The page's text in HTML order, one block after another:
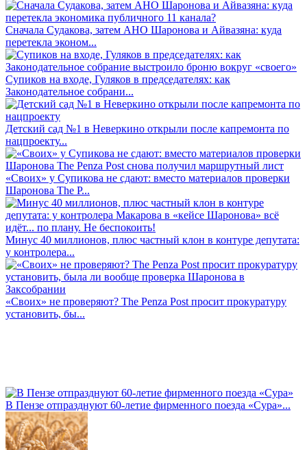
Сначала Судакова, затем АНО Шаронова и Айвазяна: куда
перетекла эконом...
Супиков на входе, Гуляков в председателях: как
Законодательное собрани...
Детский сад №1 в Неверкино открыли после капремонта по
нацпроекту...
«Своих» у Супикова не сдают: вместо материалов проверки
Шаронова The P...
Минус 40 миллионов, плюс частный клон в контуре депутата:
у контролера...
«Своих» не проверяют? The Penza Post просит прокуратуру
установить, бы...
В Пензе отпразднуют 60-летие фирменного поезда «Сура»...